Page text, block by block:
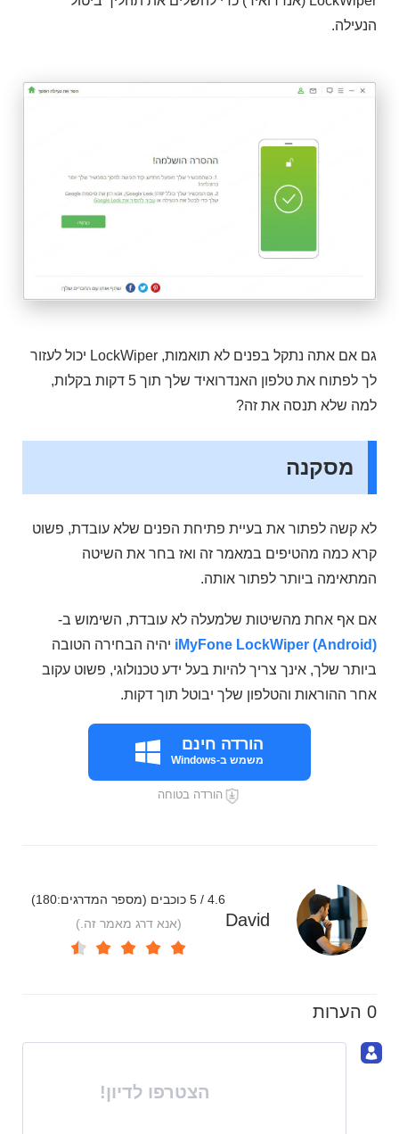
הנעילה.
גם אם אתה נתקל בפנים לא תואמות, LockWiper יכול לעזור
לך לפתוח את טלפון האנדרואיד שלך תוך 5 דקות בקלות,
למה שלא תנסה את זה?
מסקנה
לא קשה לפתור את בעיית פתיחת הפנים שלא עובדת, פשוט
קרא כמה מהטיפים במאמר זה ואז בחר את השיטה
המתאימה ביותר לפתור אותה.
אם אף אחת מהשיטות שלמעלה לא עובדת, השימוש ב-
iMyFone LockWiper (Android) יהיה הבחירה הטובה
ביותר שלך, אינך צריך להיות בעל ידע טכנולוגי, פשוט עקוב
אחר ההוראות והטלפון שלך יבוטל תוך דקות.
הורדה חינם
משמש ב-Windows
הורדה בטוחה
David
4.6 / 5 כוכבים (מספר המדרגים: 180
)
(אנא דרג מאמר זה.)
0 הערות
הצטרפו לדיון!